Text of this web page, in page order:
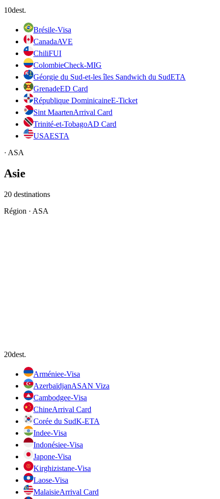
10dest.
Brésile-Visa
CanadaAVE
ChiliFUI
ColombieCheck-MIG
Géorgie du Sud-et-les îles Sandwich du SudETA
GrenadeED Card
République DominicaineE-Ticket
Sint MaartenArrival Card
Trinité-et-TobagoAD Card
USAESTA
· ASA
Asie
20 destinations
Région · ASA
20dest.
Arméniee-Visa
AzerbaïdjanASAN Viza
Cambodgee-Visa
ChineArrival Card
Corée du SudK-ETA
Indee-Visa
Indonésiee-Visa
Japone-Visa
Kirghizistane-Visa
Laose-Visa
MalaisieArrival Card